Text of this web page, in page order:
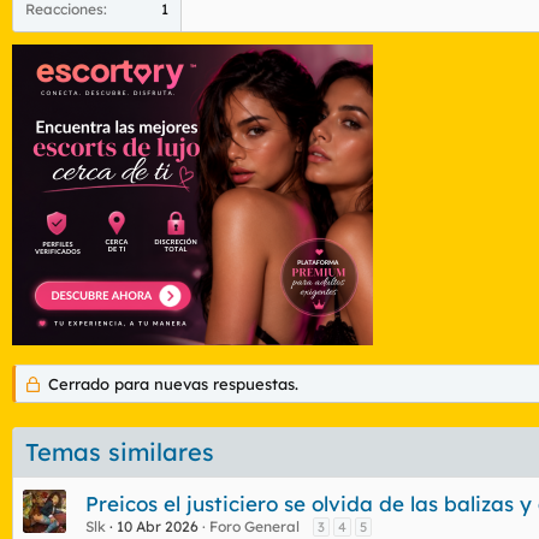
Reacciones
1
Cerrado para nuevas respuestas.
Temas similares
Preicos el justiciero se olvida de las balizas
Slk 10 Abr 2026 Foro General 3 4 5